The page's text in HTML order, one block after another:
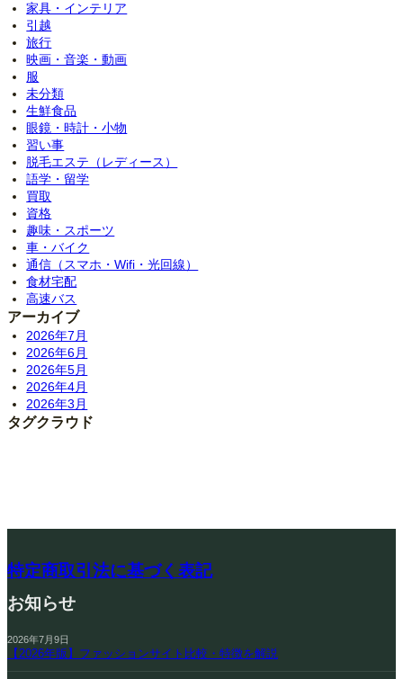
家具・インテリア
引越
旅行
映画・音楽・動画
服
未分類
生鮮食品
眼鏡・時計・小物
習い事
脱毛エステ（レディース）
語学・留学
買取
資格
趣味・スポーツ
車・バイク
通信（スマホ・Wifi・光回線）
食材宅配
高速バス
アーカイブ
2026年7月
2026年6月
2026年5月
2026年4月
2026年3月
タグクラウド
特定商取引法に基づく表記
お知らせ
2026年7月9日
【2026年版】ファッションサイト比較・特徴を解説